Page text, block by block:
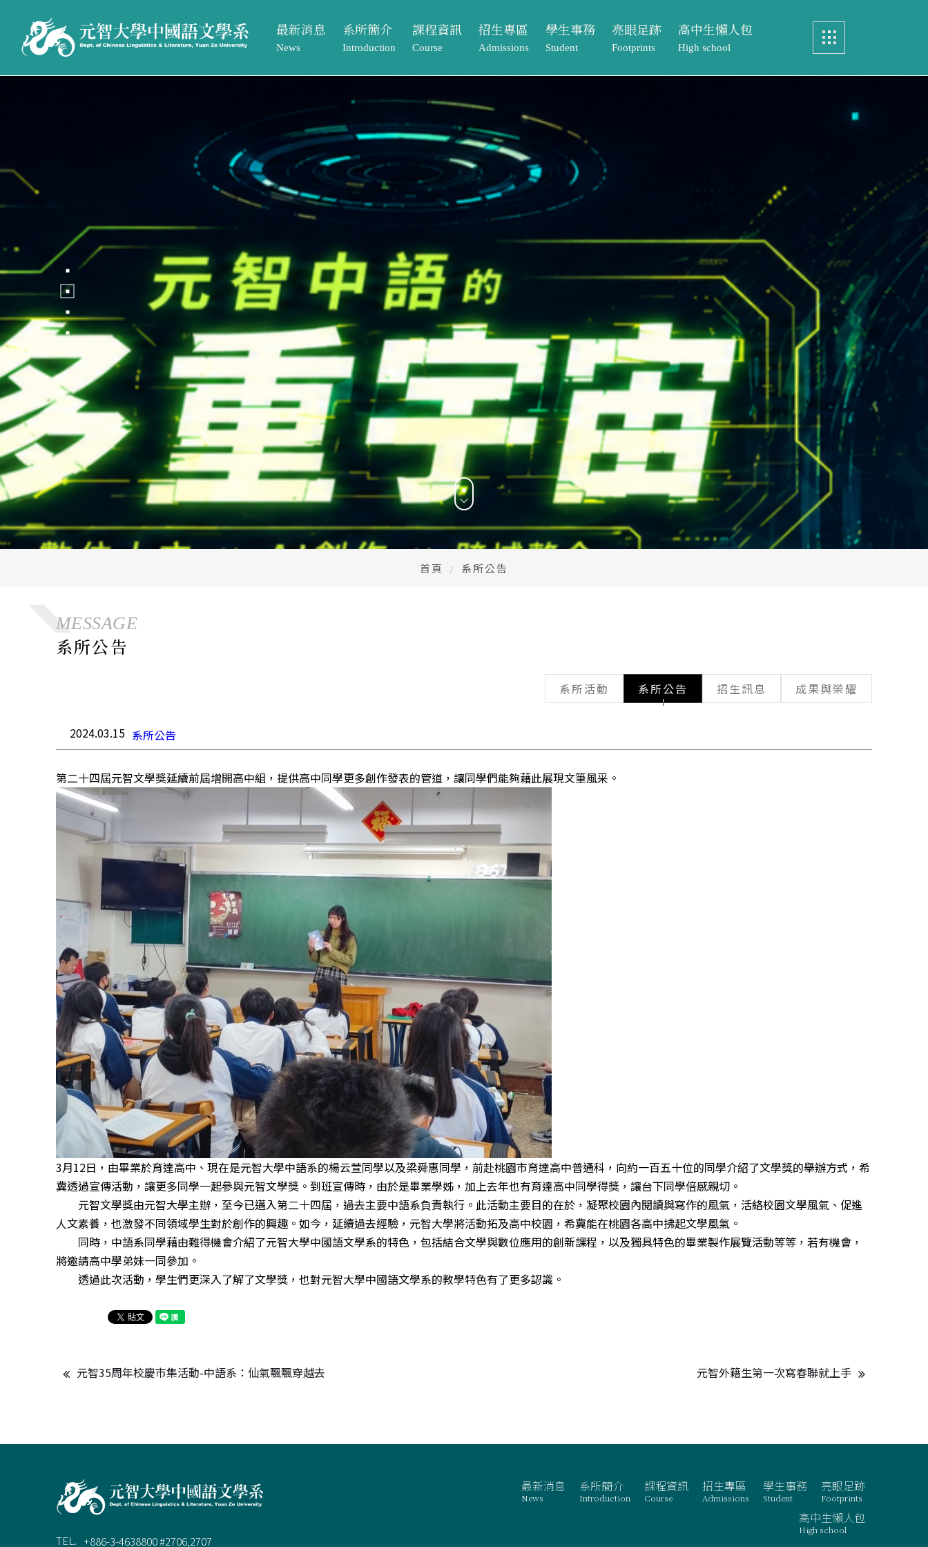
最新消息
News
系所公告
招生訊息
系所簡介
Introduction
系所成員
相關法規與表單
常見問題Q&A
課程資訊
Course
大學部
碩士班
招生專區
Admissions
本籍生
境外生
學生事務
Student
系友專區
亮眼足跡
Footprints
歷屆研究生論文
成果與榮耀
高中生懶人包
High school
招生訊息
系所簡介
Introduction
系所介紹
相關法規與表單
課程資訊
課程架構
碩士班
招生專區
Admissions
本籍生
學生事務
Student
獎助學金
系學會
系友專區
Footprints
畢業製作
專案實習
歷屆研究生論文
教務處專區
元智文學獎高中組
National Tsing Hua University © Copyright All Rights Reserved.
蘋果網頁設計
CONTACT
Email：cldept@saturn.yzu.edu.tw
校本部電話：+886-3-4638800 #2706,2707
地址：桃園市中壢區遠東路 135 號  元智五館 6 樓
首頁 系所公告
MESSAGE
系所公告
系所活動 系所公告 招生訊息 成果與榮耀
2024.03.15 系所公告
第二十四屆元智文學獎延續前屆增開高中組，提供高中同學更多創作發表的管道，讓同學們能夠藉此展現文筆風采。
3月12日，由畢業於育達高中、現在是元智大學中語系的楊云萱同學以及梁舜惠同學，前赴桃園市育達高中普通科，向約一百五十位的同學介紹了文學獎的舉辦方式，希
冀透過宣傳活動，讓更多同學一起參與元智文學獎。到班宣傳時，由於是畢業學姊，加上去年也有育達高中同學得獎，讓台下同學倍感親切。
元智文學獎由元智大學主辦，至今已邁入第二十四屆，過去主要中語系負責執行。此活動主要目的在於，凝聚校園內閱讀與寫作的風氣，活絡校園文學風氣、促進
人文素養，也激發不同領域學生對於創作的興趣。如今，延續過去經驗，元智大學將活動拓及高中校園，希冀能在桃園各高中拂起文學風氣。
同時，中語系同學藉由難得機會介紹了元智大學中國語文學系的特色，包括結合文學與數位應用的創新課程，以及獨具特色的畢業製作展覽活動等等，若有機會，
將邀請高中學弟妹一同參加。
透過此次活動，學生們更深入了解了文學獎，也對元智大學中國語文學系的教學特色有了更多認識。
元智35周年校慶市集活動-中語系：仙氣飄飄穿越去 元智外籍生第一次寫春聯就上手
TEL. +886-3-4638800 #2706,2707
最新消息
News
系所簡介
Introduction
課程資訊
Course
招生專區
Admissions
學生事務
Student
亮眼足跡
Footprints
高中生懶人包
High school